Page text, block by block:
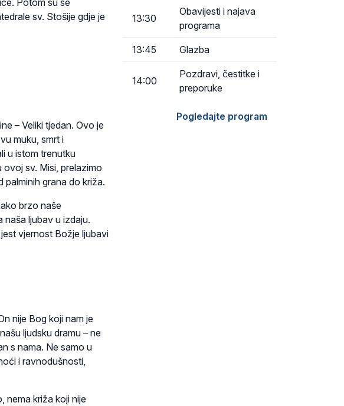
Potom su se
sv. Stošije gdje je
– Veliki tjedan. Ovo je
muku, smrt i
u istom trenutku
ovoj sv. Misi, prelazimo
palminih grana do križa.
brzo naše
naša ljubav u izdaju.
vjernost Božje ljubavi
nije Bog koji nam je
ljudsku dramu – ne
s nama. Ne samo u
i ravnodušnosti,
nema križa koji nije
13:30
Obavijesti i najava
programa
13:45 Glazba
14:00
Pozdravi, čestitke i
preporuke
Pogledajte program